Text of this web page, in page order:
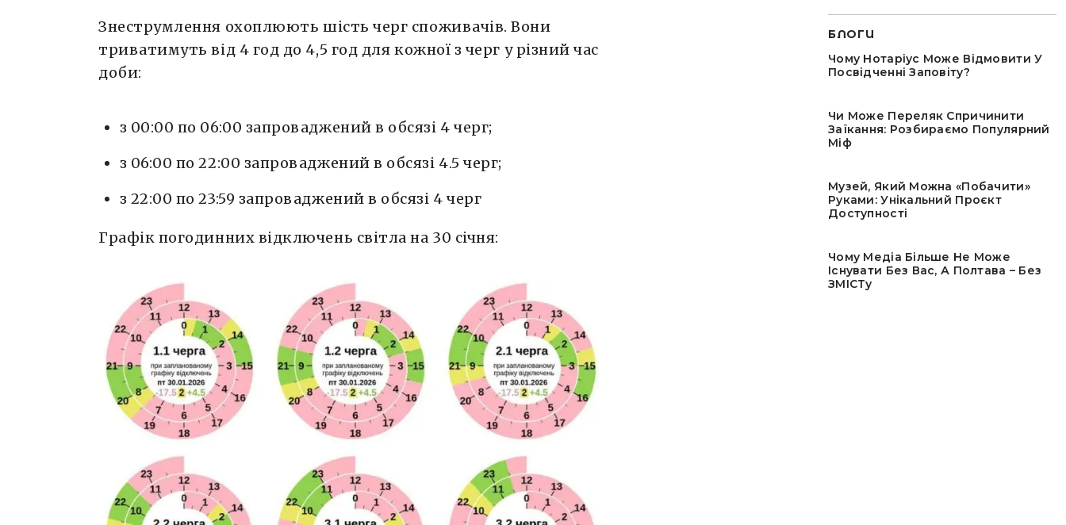
Знеструмлення охоплюють шість черг споживачів. Вони
триватимуть від 4 год до 4,5 год для кожної з черг у різний час
доби:
з 00:00 по 06:00 запроваджений в обсязі 4 черг;
з 06:00 по 22:00 запроваджений в обсязі 4.5 черг;
з 22:00 по 23:59 запроваджений в обсязі 4 черг
Графік погодинних відключень світла на 30 січня:
БЛОГИ
Чому Нотаріус Може Відмовити У
Посвідченні Заповіту?
Чи Може Переляк Спричинити
Заїкання: Розбираємо Популярний
Міф
Музей, Який Можна «побачити»
Руками: Унікальний Проєкт
Доступності
Чому Медіа Більше Не Може
Існувати Без Вас, А Полтава – Без
ЗМІСТу